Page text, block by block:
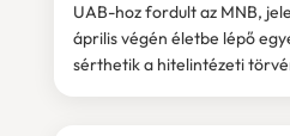
UAB-hoz fordult az MNB,
április végén életbe lépő
sérthetik a hitelintézeti